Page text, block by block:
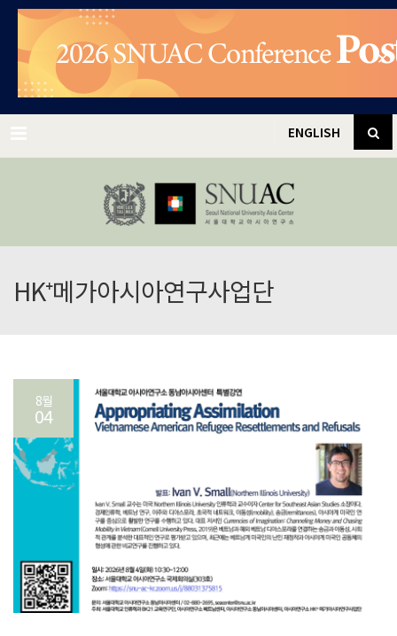
✕
ENGLISH
HK⁺메가아시아연구사업단
8월
04